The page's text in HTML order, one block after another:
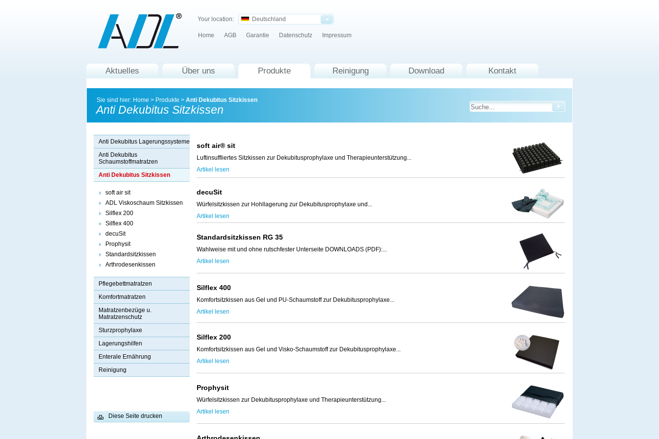
Your location: Deutschland
Home AGB Garantie Datenschutz Impressum
KOSTENLOSE HOTLINE
Aktuelles Über uns Produkte Reinigung Download Kontakt
Sie sind hier: Home > Produkte > Anti Dekubitus Sitzkissen
Anti Dekubitus Sitzkissen
Anti Dekubitus Lagerungssysteme
Anti Dekubitus
Schaumstoffmatratzen
Anti Dekubitus Sitzkissen
soft air sit
ADL Viskoschaum Sitzkissen
Silflex 200
Silflex 400
decuSit
Prophysit
Standardsitzkissen
Arthrodesenkissen
Pflegebettmatratzen
Komfortmatratzen
Matratzenbezüge u.
Matratzenschutz
Sturzprophylaxe
Lagerungshilfen
Enterale Ernährung
Reinigung
Diese Seite drucken
soft air® sit
Luftinsuffliertes Sitzkissen zur Dekubitusprophylaxe und Therapieunterstützung...
Artikel lesen
decuSit
Würfelsitzkissen zur Hohllagerung zur Dekubitusprophylaxe und...
Artikel lesen
Standardsitzkissen RG 35
Wahlweise mit und ohne rutschfester Unterseite DOWNLOADS (PDF):...
Artikel lesen
Silflex 400
Komfortsitzkissen aus Gel und PU-Schaumstoff zur Dekubitusprophylaxe...
Artikel lesen
Silflex 200
Komfortsitzkissen aus Gel und Visko-Schaumstoff zur Dekubitusprophylaxe...
Artikel lesen
Prophysit
Würfelsitzkissen zur Dekubitusprophylaxe und Therapieunterstützung...
Artikel lesen